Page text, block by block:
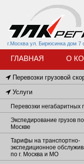
г.Москва ул. Бирюсинка дом 7
ГЛАВНАЯ О
Перевозки грузовой
Услуги
Перевозки негабаритных
Экспедирование грузов по
Москве
Тарифы на транспортно-
экспедиционное
по г. Москва и МО